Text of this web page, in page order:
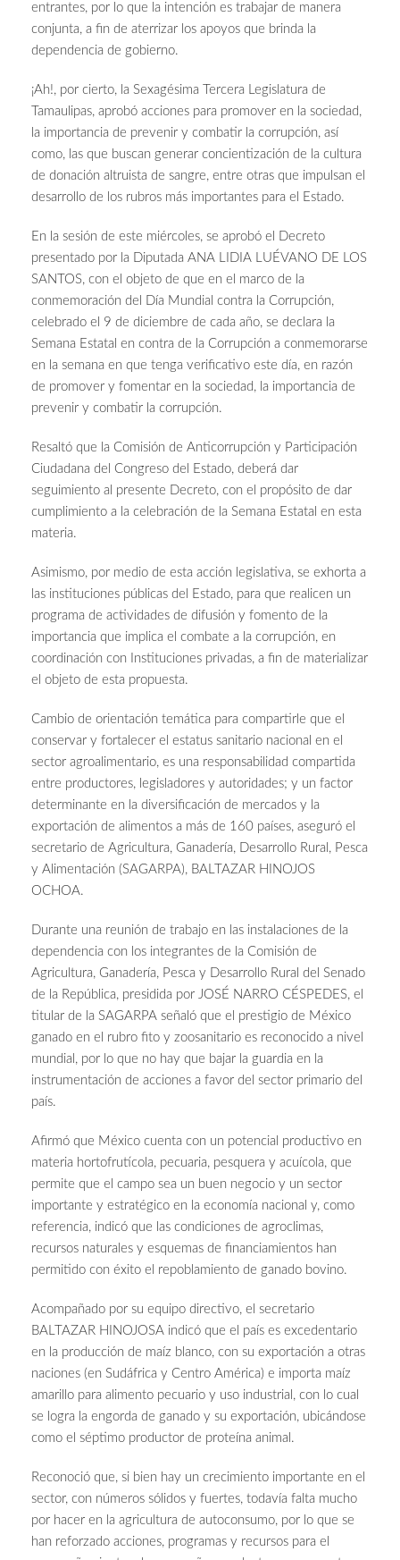
entrantes, por lo que la intención es trabajar de manera
conjunta, a fin de aterrizar los apoyos que brinda la
dependencia de gobierno.
¡Ah!, por cierto, la Sexagésima Tercera Legislatura de
Tamaulipas, aprobó acciones para promover en la sociedad,
la importancia de prevenir y combatir la corrupción, así
como, las que buscan generar concientización de la cultura
de donación altruista de sangre, entre otras que impulsan el
desarrollo de los rubros más importantes para el Estado.
En la sesión de este miércoles, se aprobó el Decreto
presentado por la Diputada ANA LIDIA LUÉVANO DE LOS
SANTOS, con el objeto de que en el marco de la
conmemoración del Día Mundial contra la Corrupción,
celebrado el 9 de diciembre de cada año, se declara la
Semana Estatal en contra de la Corrupción a conmemorarse
en la semana en que tenga verificativo este día, en razón
de promover y fomentar en la sociedad, la importancia de
prevenir y combatir la corrupción.
Resaltó que la Comisión de Anticorrupción y Participación
Ciudadana del Congreso del Estado, deberá dar
seguimiento al presente Decreto, con el propósito de dar
cumplimiento a la celebración de la Semana Estatal en esta
materia.
Asimismo, por medio de esta acción legislativa, se exhorta a
las instituciones públicas del Estado, para que realicen un
programa de actividades de difusión y fomento de la
importancia que implica el combate a la corrupción, en
coordinación con Instituciones privadas, a fin de materializar
el objeto de esta propuesta.
Cambio de orientación temática para compartirle que el
conservar y fortalecer el estatus sanitario nacional en el
sector agroalimentario, es una responsabilidad compartida
entre productores, legisladores y autoridades; y un factor
determinante en la diversificación de mercados y la
exportación de alimentos a más de 160 países, aseguró el
secretario de Agricultura, Ganadería, Desarrollo Rural, Pesca
y Alimentación (SAGARPA), BALTAZAR HINOJOS
OCHOA.
Durante una reunión de trabajo en las instalaciones de la
dependencia con los integrantes de la Comisión de
Agricultura, Ganadería, Pesca y Desarrollo Rural del Senado
de la República, presidida por JOSÉ NARRO CÉSPEDES, el
titular de la SAGARPA señaló que el prestigio de México
ganado en el rubro fito y zoosanitario es reconocido a nivel
mundial, por lo que no hay que bajar la guardia en la
instrumentación de acciones a favor del sector primario del
país.
Afirmó que México cuenta con un potencial productivo en
materia hortofrutícola, pecuaria, pesquera y acuícola, que
permite que el campo sea un buen negocio y un sector
importante y estratégico en la economía nacional y, como
referencia, indicó que las condiciones de agroclimas,
recursos naturales y esquemas de financiamientos han
permitido con éxito el repoblamiento de ganado bovino.
Acompañado por su equipo directivo, el secretario
BALTAZAR HINOJOSA indicó que el país es excedentario
en la producción de maíz blanco, con su exportación a otras
naciones (en Sudáfrica y Centro América) e importa maíz
amarillo para alimento pecuario y uso industrial, con lo cual
se logra la engorda de ganado y su exportación, ubicándose
como el séptimo productor de proteína animal.
Reconoció que, si bien hay un crecimiento importante en el
sector, con números sólidos y fuertes, todavía falta mucho
por hacer en la agricultura de autoconsumo, por lo que se
han reforzado acciones, programas y recursos para el